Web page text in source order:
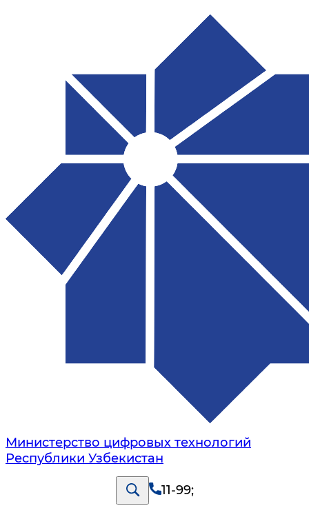
Министерство цифровых технологий
Республики Узбекистан
11-99;